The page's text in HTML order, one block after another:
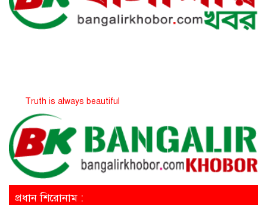
is always beautiful
প্রধান শিরোনাম :